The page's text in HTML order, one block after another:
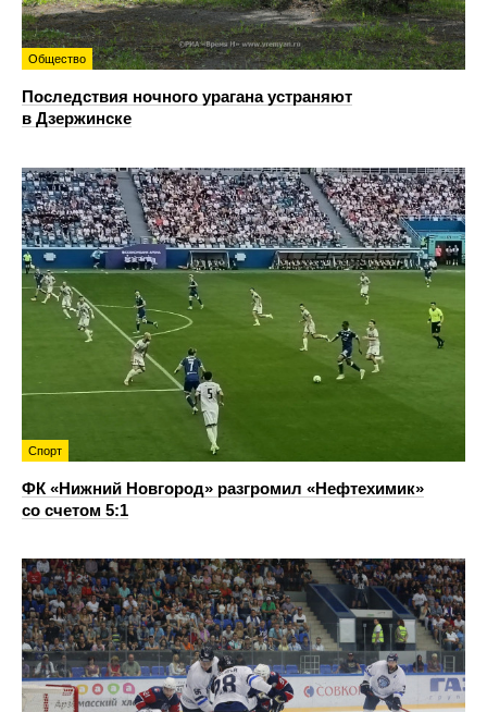
Общество
Последствия ночного урагана устраняют
в Дзержинске
Спорт
ФК «Нижний Новгород» разгромил «Нефтехимик»
со счетом 5:1